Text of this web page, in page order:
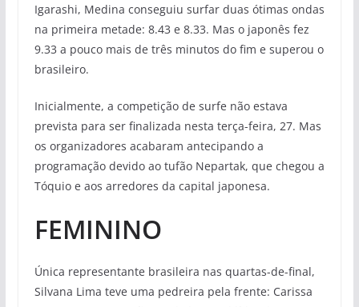
Igarashi, Medina conseguiu surfar duas ótimas ondas
na primeira metade: 8.43 e 8.33. Mas o japonês fez
9.33 a pouco mais de três minutos do fim e superou o
brasileiro.
Inicialmente, a competição de surfe não estava
prevista para ser finalizada nesta terça-feira, 27. Mas
os organizadores acabaram antecipando a
programação devido ao tufão Nepartak, que chegou a
Tóquio e aos arredores da capital japonesa.
FEMININO
Única representante brasileira nas quartas-de-final,
Silvana Lima teve uma pedreira pela frente: Carissa